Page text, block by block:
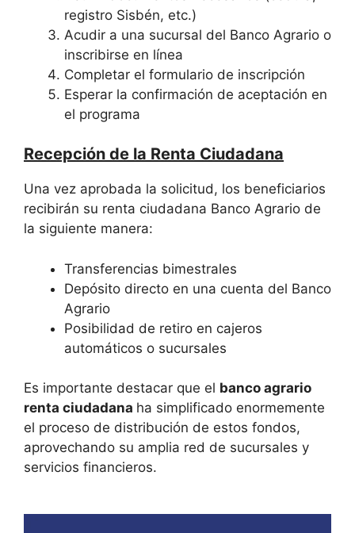
registro Sisbén, etc.)
Acudir a una sucursal del Banco Agrario o
inscribirse en línea
Completar el formulario de inscripción
Esperar la confirmación de aceptación en
el programa
Recepción de la Renta Ciudadana
Una vez aprobada la solicitud, los beneficiarios
recibirán su renta ciudadana Banco Agrario de
la siguiente manera:
Transferencias bimestrales
Depósito directo en una cuenta del Banco
Agrario
Posibilidad de retiro en cajeros
automáticos o sucursales
Es importante destacar que el banco agrario
renta ciudadana ha simplificado enormemente
el proceso de distribución de estos fondos,
aprovechando su amplia red de sucursales y
servicios financieros.